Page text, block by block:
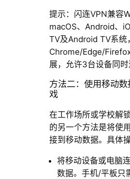
提示：闪连VPN兼容
macOS、Android、
TV及Android TV系统
Chrome/Edge/
展，允许3台设备同时
方法二：使用移动数
戏
在工作场所或学校解
的另一个方法是将使
接到移动数据。具体
将移动设备或电脑
数据。手机/平板只